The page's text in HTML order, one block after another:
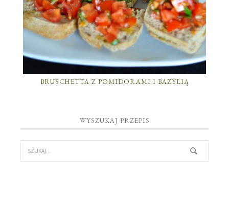
BRUSCHETTA Z POMIDORAMI I BAZYLIĄ
WYSZUKAJ PRZEPIS